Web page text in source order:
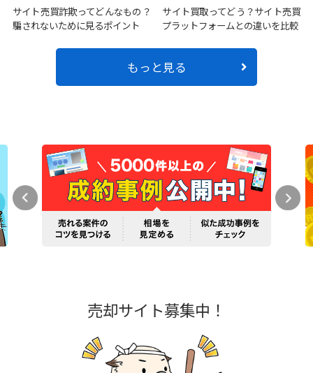
サイト売買詐欺ってどんなもの？
騙されないために見るポイント
サイト買取ってどう？サイト売買
プラットフォームとの違いを比較
もっと見る
売却サイト募集中！